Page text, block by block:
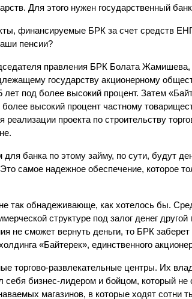
Для этого нужен государственный
финансируемые БРК за счет средств
пенсии?
правления БРК Болата
государству акционерному
лет под более высокий процент. Затем
высокий процент частному
реализации проекта по строительству
банка по этому займу, по сути, будут
самое надежное обеспечение, которое
так обнадеживающе, как хотелось бы.
структуре под залог денег
не сможет вернуть деньги, то БРК
«Байтерек», единственного
торгово-развлекательные центры. Их
себя бизнес-лидером и бойцом, который
магазинов, в которые ходят сотни